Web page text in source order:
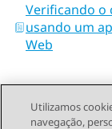
Verificando o
usando um
Web
Utilizamos
navegação,